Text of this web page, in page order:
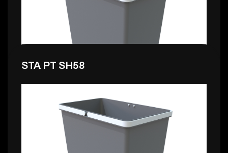
15,99 €
STA PT SH58